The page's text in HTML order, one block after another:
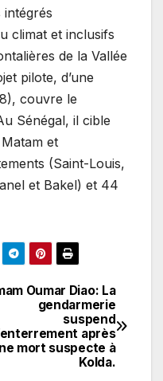
climat et inclusifs
de la Vallée
pilote, d’une
couvre le
Sénégal, il cible
et
(Saint-Louis,
et Bakel) et 44
Oumar Diao: La
gendarmerie
suspend
après
mort suspecte à
Kolda.